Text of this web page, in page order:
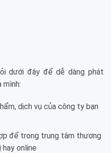
dưới đây để dễ dàng phát
mình:
dịch vụ của công ty bạn
để trong trung tâm thương
online